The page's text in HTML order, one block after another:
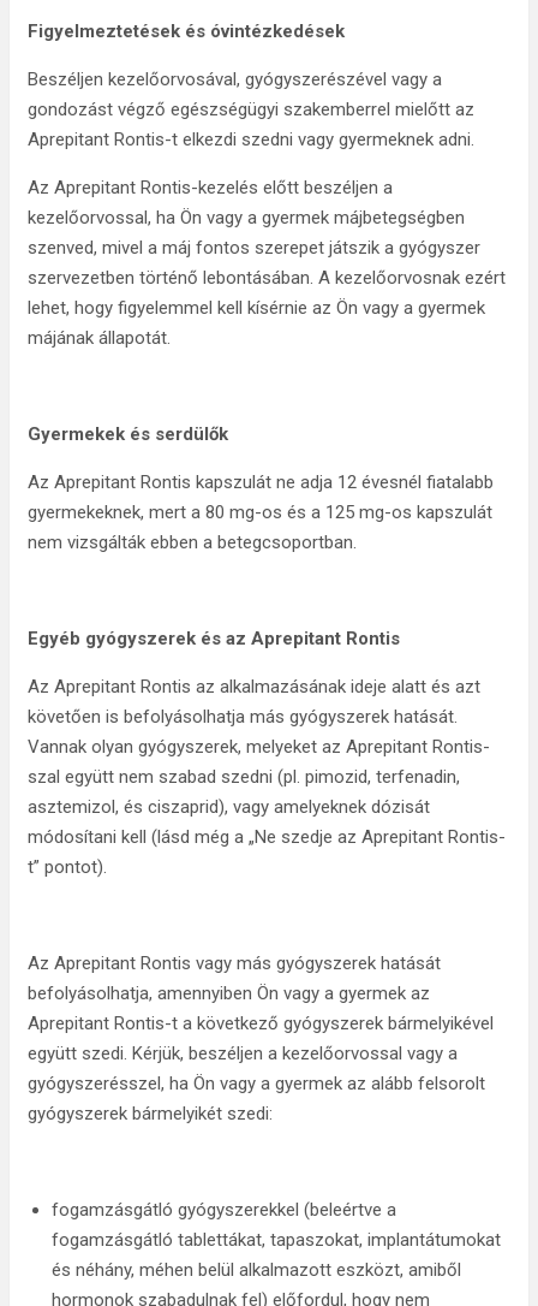
Figyelmeztetések és óvintézkedések
Beszéljen kezelőorvosával, gyógyszerészével vagy a
gondozást végző egészségügyi szakemberrel mielőtt az
Aprepitant Rontis-t elkezdi szedni vagy gyermeknek adni.
Az Aprepitant Rontis-kezelés előtt beszéljen a
kezelőorvossal, ha Ön vagy a gyermek májbetegségben
szenved, mivel a máj fontos szerepet játszik a gyógyszer
szervezetben történő lebontásában. A kezelőorvosnak ezért
lehet, hogy figyelemmel kell kísérnie az Ön vagy a gyermek
májának állapotát.
Gyermekek és serdülők
Az Aprepitant Rontis kapszulát ne adja 12 évesnél fiatalabb
gyermekeknek, mert a 80 mg-os és a 125 mg-os kapszulát
nem vizsgálták ebben a betegcsoportban.
Egyéb gyógyszerek és az Aprepitant Rontis
Az Aprepitant Rontis az alkalmazásának ideje alatt és azt
követően is befolyásolhatja más gyógyszerek hatását.
Vannak olyan gyógyszerek, melyeket az Aprepitant Rontis-
szal együtt nem szabad szedni (pl. pimozid, terfenadin,
asztemizol, és ciszaprid), vagy amelyeknek dózisát
módosítani kell (lásd még a „Ne szedje az Aprepitant Rontis-
t” pontot).
Az Aprepitant Rontis vagy más gyógyszerek hatását
befolyásolhatja, amennyiben Ön vagy a gyermek az
Aprepitant Rontis-t a következő gyógyszerek bármelyikével
együtt szedi. Kérjük, beszéljen a kezelőorvossal vagy a
gyógyszerésszel, ha Ön vagy a gyermek az alább felsorolt
gyógyszerek bármelyikét szedi:
fogamzásgátló gyógyszerekkel (beleértve a
fogamzásgátló tablettákat, tapaszokat, implantátumokat
és néhány, méhen belül alkalmazott eszközt, amiből
hormonok szabadulnak fel) előfordul, hogy nem